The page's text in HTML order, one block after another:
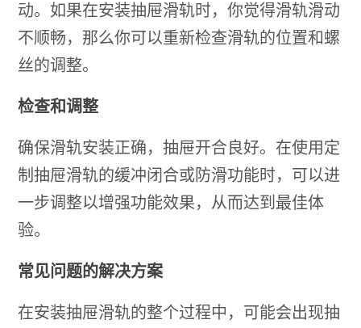
动。如果在安装抽屉滑轨时，你觉得滑轨滑动
不顺畅，那么你可以重新检查滑轨的位置和螺
丝的调整。
检查和调整
确保滑轨安装正确，抽屉开合良好。在使用定
制抽屉滑轨的缓冲闭合或防滑功能时，可以进
一步调整以增强功能效果，从而达到最佳体
验。
常见问题的解决方案
在安装抽屉滑轨的整个过程中，可能会出现抽